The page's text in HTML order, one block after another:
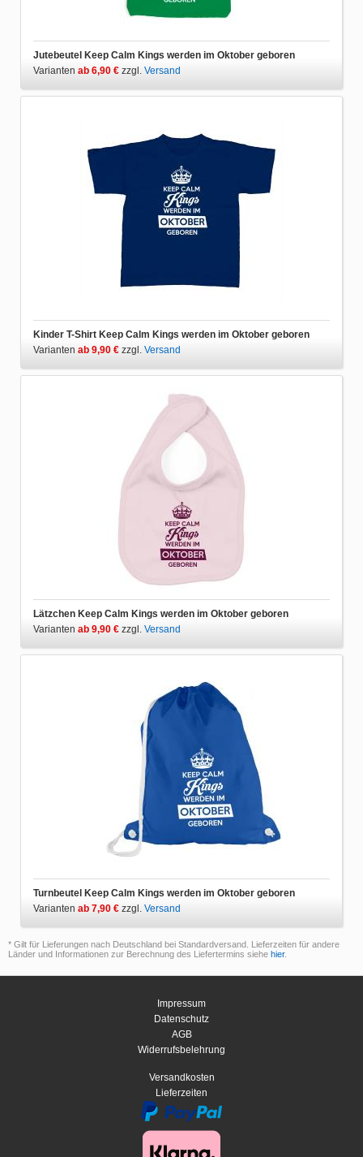
Jutebeutel Keep Calm Kings werden im Oktober geboren
Varianten ab 6,90 € zzgl. Versand
Kinder T-Shirt Keep Calm Kings werden im Oktober geboren
Varianten ab 9,90 € zzgl. Versand
Lätzchen Keep Calm Kings werden im Oktober geboren
Varianten ab 9,90 € zzgl. Versand
Turnbeutel Keep Calm Kings werden im Oktober geboren
Varianten ab 7,90 € zzgl. Versand
* Gilt für Lieferungen nach Deutschland bei Standardversand. Lieferzeiten für andere
Länder und Informationen zur Berechnung des Liefertermins siehe hier.
Impressum
Datenschutz
AGB
Widerrufsbelehrung
Versandkosten
Lieferzeiten